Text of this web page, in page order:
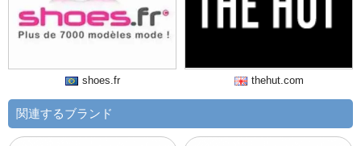
shoes.fr thehut.com
関連するブランド